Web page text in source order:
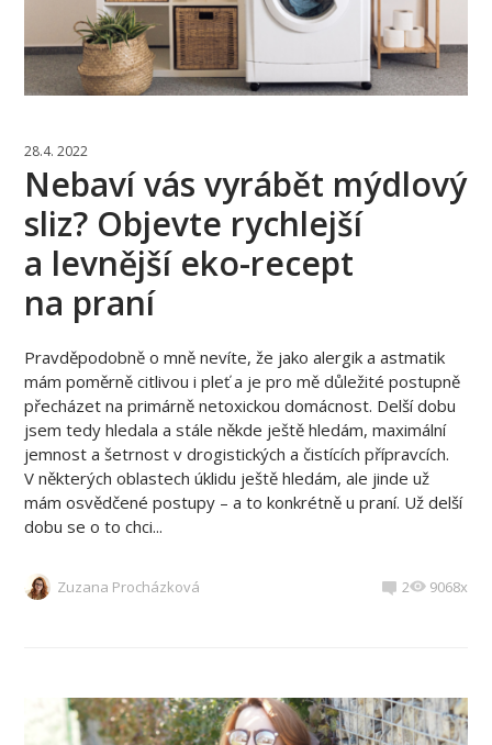
28.4. 2022
Nebaví vás vyrábět mýdlový
sliz? Objevte rychlejší
a levnější eko-recept
na praní
Pravděpodobně o mně nevíte, že jako alergik a astmatik
mám poměrně citlivou i pleť a je pro mě důležité postupně
přecházet na primárně netoxickou domácnost. Delší dobu
jsem tedy hledala a stále někde ještě hledám, maximální
jemnost a šetrnost v drogistických a čistících přípravcích.
V některých oblastech úklidu ještě hledám, ale jinde už
mám osvědčené postupy – a to konkrétně u praní. Už delší
dobu se o to chci...
Zuzana Procházková 2 9068x